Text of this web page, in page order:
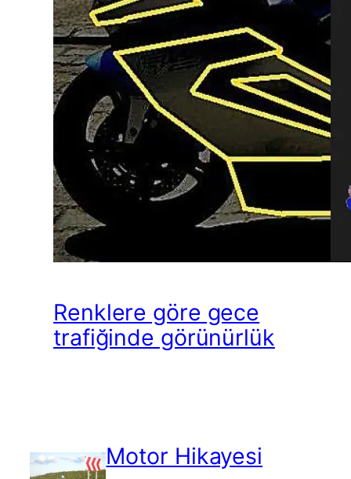
Renklere göre gece
trafiğinde görünürlük
Motor Hikayesi